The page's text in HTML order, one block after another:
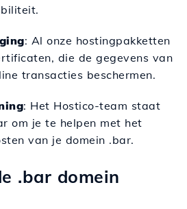
: Al onze hostingpakketten
die de gegevens van
transacties beschermen.
: Het Hostico-team staat
om je te helpen met het
van je domein .bar.
.bar domein